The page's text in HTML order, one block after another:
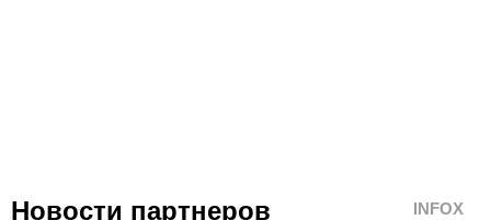
Новости партнеров INFOX